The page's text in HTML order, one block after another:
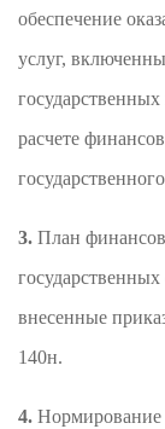
обеспечение
услуг,
расчете
3. План
внесенные
140н.
4. Нормирование